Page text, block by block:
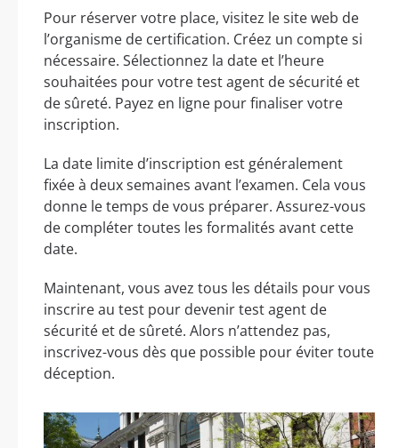
Pour réserver votre place, visitez le site web de
l’organisme de certification. Créez un compte si
nécessaire. Sélectionnez la date et l’heure
souhaitées pour votre test agent de sécurité et
de sûreté. Payez en ligne pour finaliser votre
inscription.
La date limite d’inscription est généralement
fixée à deux semaines avant l’examen. Cela vous
donne le temps de vous préparer. Assurez-vous
de compléter toutes les formalités avant cette
date.
Maintenant, vous avez tous les détails pour vous
inscrire au test pour devenir test agent de
sécurité et de sûreté. Alors n’attendez pas,
inscrivez-vous dès que possible pour éviter toute
déception.